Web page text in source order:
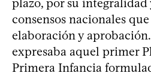
plazo, por su
consensos nacionales
elaboración y
expresaba aquel primer
Primera Infancia